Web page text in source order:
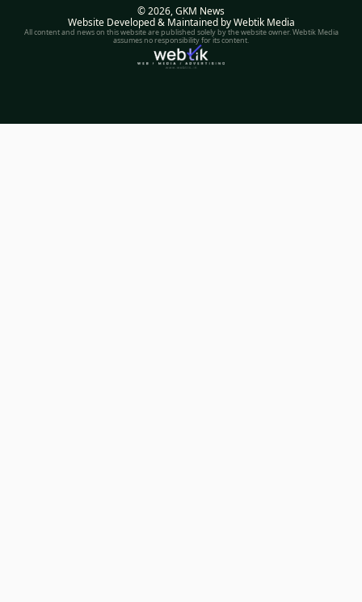
© 2026,GKM News
Website Developed & Maintained by Webtik Media
All content and news on this website are published solely by the website owner. Webtik Media
assumes no responsibility for its content.